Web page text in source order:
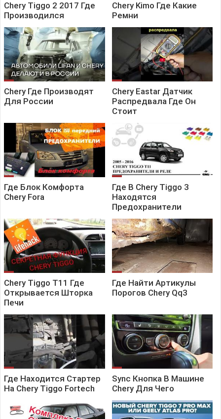
Chery Tiggo 2 2017 Где
Производился
Chery Kimo Где Какие
Ремни
Chery Где Производят
Для России
Chery Eastar Датчик
Распредвала Где Он
Стоит
Где Блок Комфорта
Chery Fora
Где В Chery Tiggo 3
Находятся
Предохранители
Chery Tiggo T11 Где
Открывается Шторка
Печи
Где Найти Артикулы
Порогов Chery Qq3
Где Находится Стартер
На Chery Tiggo Fortech
Sync Кнопка В Машине
Chery Для Чего